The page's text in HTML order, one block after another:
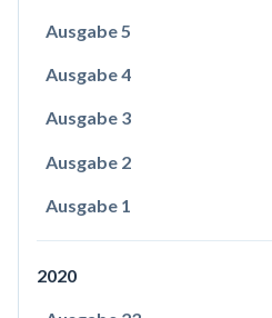
Ausgabe 5
Ausgabe 4
Ausgabe 3
Ausgabe 2
Ausgabe 1
2020